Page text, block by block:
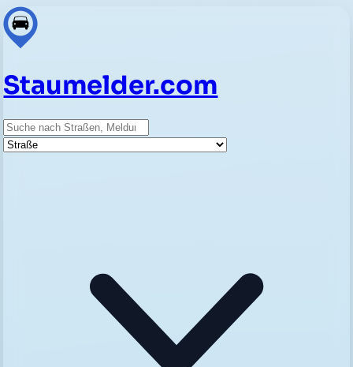
Staumelder.com
Suche
Straße